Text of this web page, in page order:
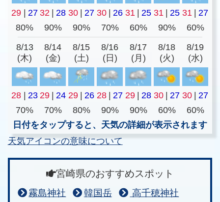
29 | 27 32 | 28 30 | 27 30 | 26 31 | 25 31 | 25 31 | 27
80%
90% 90% 70% 60% 90% 60%
8/13
(木)
8/14
(金)
8/15
(土)
8/16
(日)
8/17
(月)
8/18
(火)
8/19
(水)
28 | 23 29 | 24 29 | 26 28 | 27 29 | 28 30 | 27 30 | 27
70%
70% 80% 90% 90% 60%
60%
日付をタップすると、天気の詳細が表示されます
天気アイコンの意味について
宮崎県のおすすめスポット
霧島神社 韓国岳
高千穂神社